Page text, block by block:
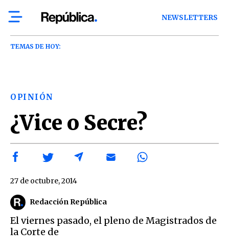
NEWSLETTERS
TEMAS DE HOY:
OPINIÓN
¿Vice o Secre?
Redacción República
27 de octubre, 2014
El viernes pasado, el pleno de Magistrados de
la Corte de